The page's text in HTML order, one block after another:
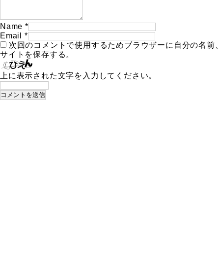
Name *
Email
*
次回のコメントで使用するためブラウザーに自分の名前
サイトを保存する。
上に表示された文字を入力してください。